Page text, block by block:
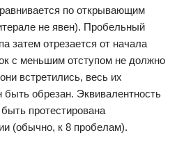
по открывающим
не явен). Пробельный
затем отрезается от начала
с меньшим отступом не должно
встретились, весь их
обрезан. Эквивалентность
протестирована
(обычно, к 8 пробелам).